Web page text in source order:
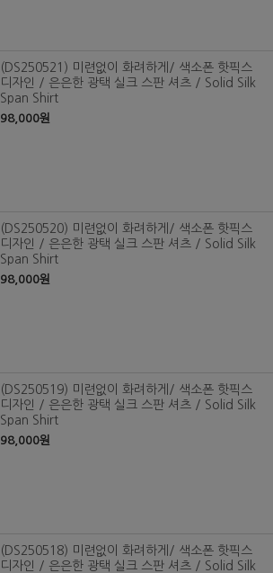
(DS250521) 미련없이 화려하게/ 색소폰 핫픽스
디자인 / 은은한 광택 실크 스판 셔츠 / Solid Silk
Span Shirt
98,000원
(DS250520) 미련없이 화려하게/ 색소폰 핫픽스
디자인 / 은은한 광택 실크 스판 셔츠 / Solid Silk
Span Shirt
98,000원
(DS250519) 미련없이 화려하게/ 색소폰 핫픽스
디자인 / 은은한 광택 실크 스판 셔츠 / Solid Silk
Span Shirt
98,000원
(DS250518) 미련없이 화려하게/ 색소폰 핫픽스
디자인 / 은은한 광택 실크 스판 셔츠 / Solid Silk